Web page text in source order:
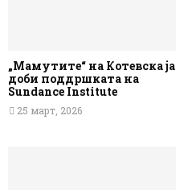
„Мамутите“ на Котевска ја
доби поддршката на
Sundance Institute
25 март, 2026